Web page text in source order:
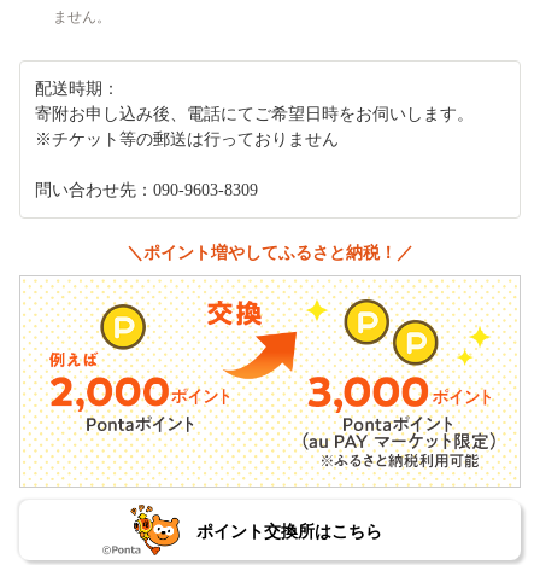
ません。
配送時期：
寄附お申し込み後、電話にてご希望日時をお伺いします。
※チケット等の郵送は行っておりません
問い合わせ先：090-9603-8309
＼ポイント増やしてふるさと納税！／
ポイント交換所はこちら